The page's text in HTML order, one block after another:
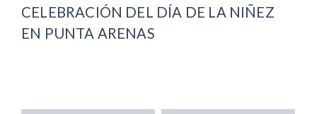
CELEBRACIÓN DEL DÍA DE LA NIÑEZ
EN PUNTA ARENAS